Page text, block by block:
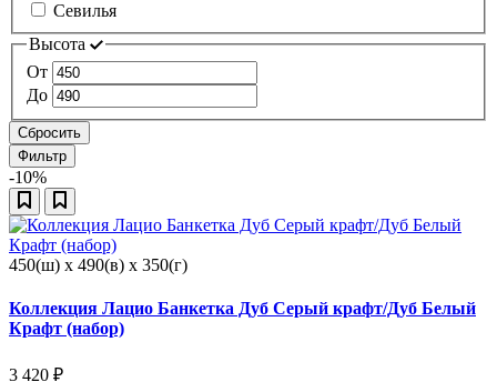
Севилья
Высота
От
До
Сбросить
Фильтр
-10%
450(ш) x 490(в) x 350(г)
Коллекция Лацио Банкетка Дуб Серый крафт/Дуб Белый
Крафт (набор)
3 420 ₽